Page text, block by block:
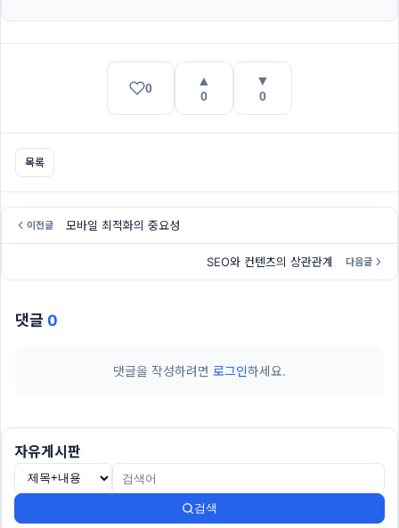
0 ▲
0
▼
0
목록
이전글 모바일 최적화의 중요성
다음글
SEO와 컨텐츠의 상관관계
댓글 0
댓글을 작성하려면 로그인하세요.
자유게시판
검색